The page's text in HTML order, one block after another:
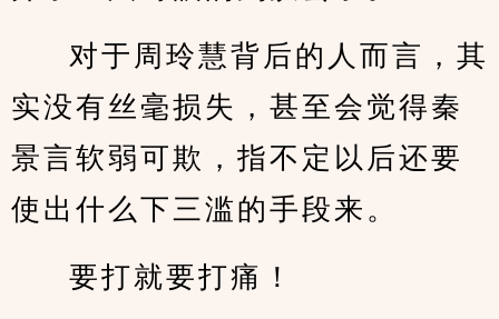
对于周玲慧背后的人而言，其
实没有丝毫损失，甚至会觉得秦
景言软弱可欺，指不定以后还要
使出什么下三滥的手段来。
要打就要打痛！